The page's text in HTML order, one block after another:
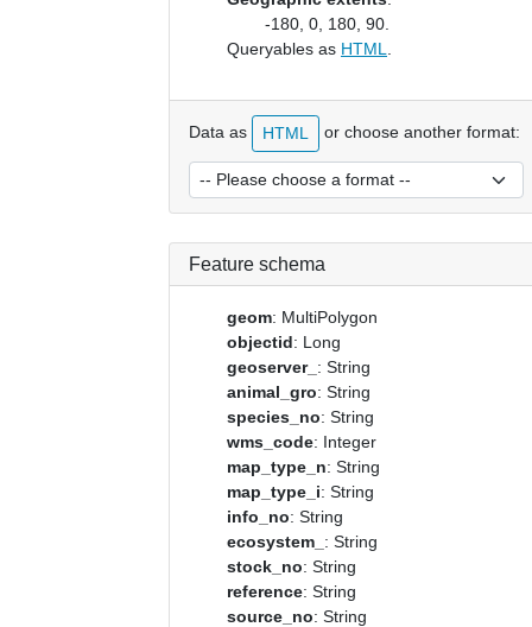
-180, 0, 180, 90.
Queryables as HTML
Data as HTML or choose another format:
Feature schema
geom: MultiPolygon
objectid: Long
geoserver_ : String
animal_gro: String
species_no: String
wms_code: Integer
map_type_n: String
map_type_i: String
info_no: String
ecosystem_ : String
stock_no: String
reference: String
source_no: String